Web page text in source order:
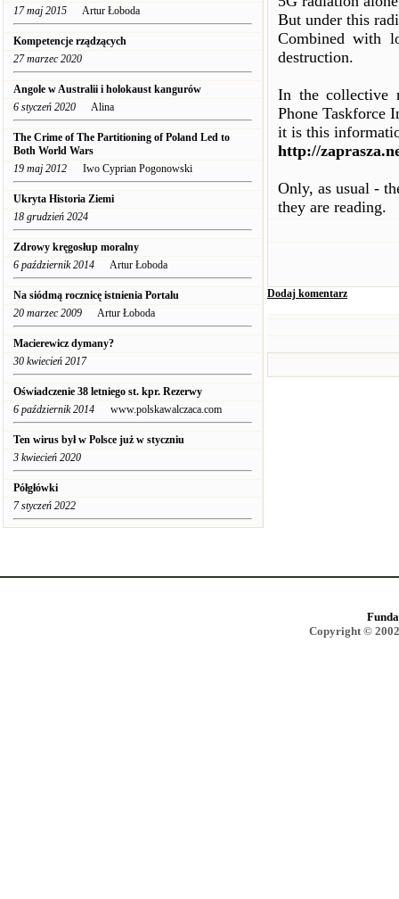
17 maj 2015 Artur Łoboda
Kompetencje rządzących
27 marzec 2020
Angole w Australii i holokaust kangurów
6 styczeń 2020 Alina
The Crime of The Partitioning of Poland Led to
Both World Wars
19 maj 2012 Iwo Cyprian Pogonowski
Ukryta Historia Ziemi
18 grudzień 2024
Zdrowy kręgosłup moralny
6 październik 2014 Artur Łoboda
Na siódmą rocznicę istnienia Portalu
20 marzec 2009 Artur Łoboda
Macierewicz dymany?
30 kwiecień 2017
Oświadczenie 38 letniego st. kpr. Rezerwy
6 październik 2014 www.polskawalczaca.com
Ten wirus był w Polsce już w styczniu
3 kwiecień 2020
Półgłówki
7 styczeń 2022
But under this
Combined with
destruction.
In the collective
Phone Taskforce
it is this
http://
Only, as usual -
they are reading.
Dodaj komentarz
Copyright ©